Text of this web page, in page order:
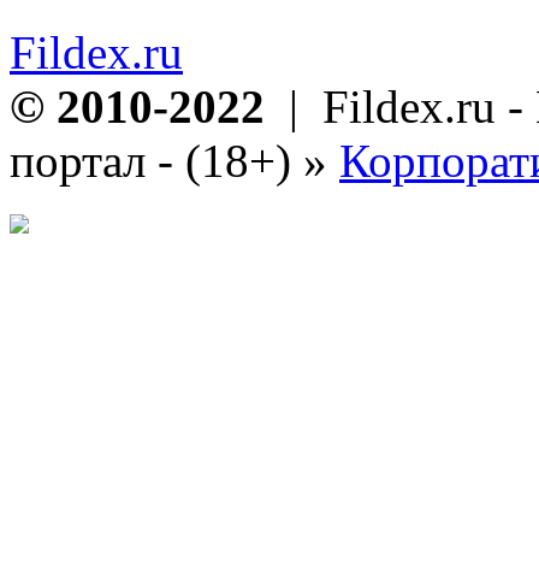
Fildex.ru
© 2010-2022 | Fildex.ru -
портал - (18+) »